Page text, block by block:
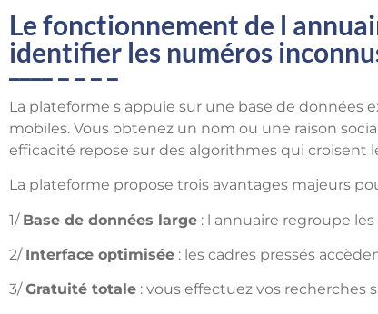
Le fonctionnement de l
identifier les numéros
La plateforme s appuie sur une base de données
mobiles. Vous obtenez un nom ou une raison
efficacité repose sur des algorithmes qui croisent
La plateforme propose trois avantages majeurs
1/ Base de données large : l annuaire regroupe
2/ Interface optimisée : les cadres pressés
3/Gratuité totale : vous effectuez vos